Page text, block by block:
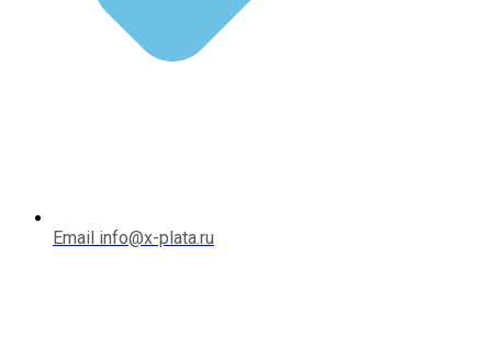
Email info@x-plata.ru